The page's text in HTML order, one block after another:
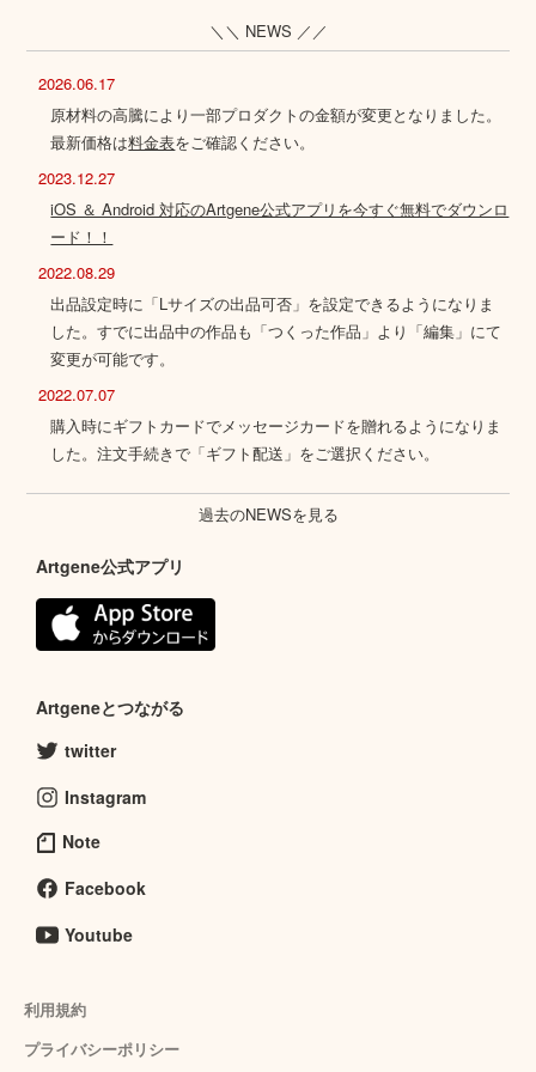
＼＼ NEWS ／／
2026.06.17
原材料の高騰により一部プロダクトの金額が変更となりました。
最新価格は料金表をご確認ください。
2023.12.27
iOS ＆ Android 対応のArtgene公式アプリを今すぐ無料でダウンロ
ード！！
2022.08.29
出品設定時に「Lサイズの出品可否」を設定できるようになりま
した。すでに出品中の作品も「つくった作品」より「編集」にて
変更が可能です。
2022.07.07
購入時にギフトカードでメッセージカードを贈れるようになりま
した。注文手続きで「ギフト配送」をご選択ください。
過去のNEWSを見る
Artgene公式アプリ
Artgeneとつながる
twitter
Instagram
Note
Facebook
Youtube
利用規約
プライバシーポリシー